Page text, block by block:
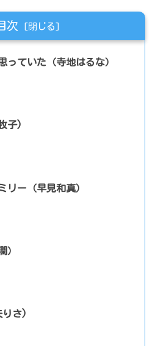
次
っていた（寺地はるな）
子)
リー（早見和真）
）
りさ)